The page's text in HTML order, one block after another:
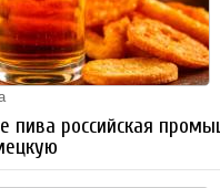
пива российская